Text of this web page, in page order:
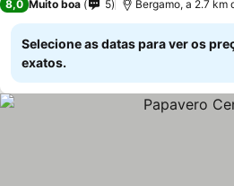
8,0 Muito boa 5 Bergamo, a 2.7 km
Selecione as datas para ver os
exatos.